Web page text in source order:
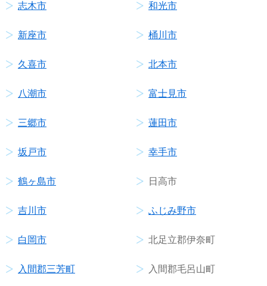
志木市 和光市
新座市 桶川市
久喜市 北本市
八潮市 富士見市
三郷市 蓮田市
坂戸市 幸手市
鶴ヶ島市 日高市
吉川市 ふじみ野市
白岡市 北足立郡伊奈町
入間郡三芳町 入間郡毛呂山町